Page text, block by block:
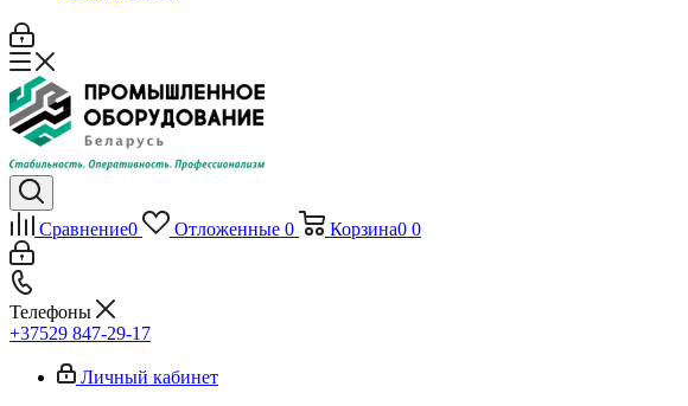
Сравнение0 Отложенные 0 Корзина0 0
Телефоны
+37529 847-29-17‬
Личный кабинет